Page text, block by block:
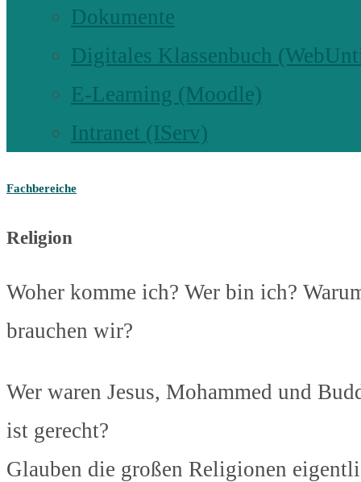
Dokumente
Digitales Klassenbuch
E-Learning (Moodle)
Intranet (IServ)
Fachbereiche
Religion
Woher komme ich? Wer bin ich?
brauchen wir?
Wer waren Jesus, Mohammed und
ist gerecht?
Glauben die großen Religionen